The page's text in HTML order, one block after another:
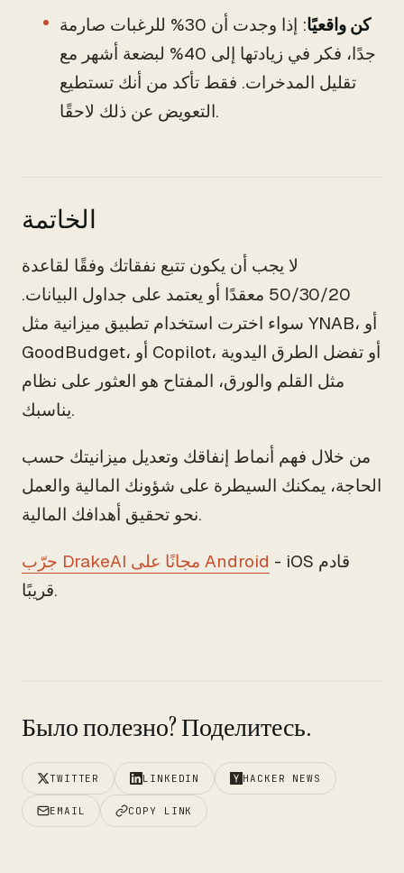
كن واقعيًا
: إذا وجدت أن 30% للرغبات صارمة
جدًا، فكر في زيادتها إلى 40% لبضعة أشهر مع
تقليل المدخرات. فقط تأكد من أنك تستطيع
التعويض عن ذلك لاحقًا.
الخاتمة
لا يجب أن يكون تتبع نفقاتك وفقًا لقاعدة
50/30/20 معقدًا أو يعتمد على جداول البيانات.
سواء اخترت استخدام تطبيق ميزانية مثل YNAB، أو
GoodBudget، أو Copilot، أو تفضل الطرق اليدوية
مثل القلم والورق، المفتاح هو العثور على نظام
يناسبك.
من خلال فهم أنماط إنفاقك وتعديل ميزانيتك حسب
الحاجة، يمكنك السيطرة على شؤونك المالية والعمل
نحو تحقيق أهدافك المالية.
جرّب DrakeAI مجانًا على Android - iOS قادم
قريبًا.
Было полезно? Поделитесь.
TWITTER LINKEDIN HACKER NEWS
EMAIL COPY LINK